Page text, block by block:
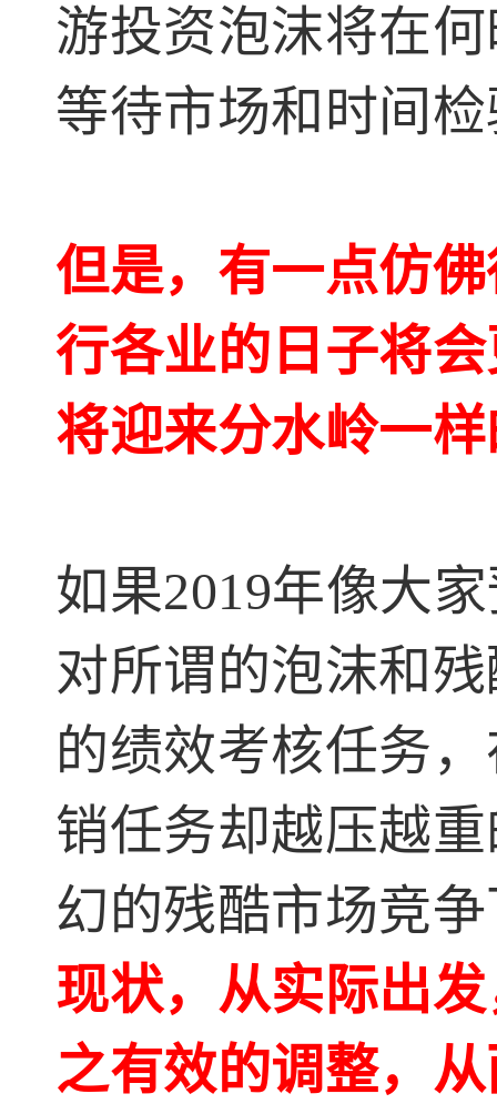
游投资泡沫将在
等待市场和时间
但是，有一点仿
行各业的日子将
将迎来分水岭一
如果2019年像大
对所谓的泡沫和
的绩效考核任务
销任务却越压越
幻的残酷市场竞
现状，从实际出
之有效的调整，